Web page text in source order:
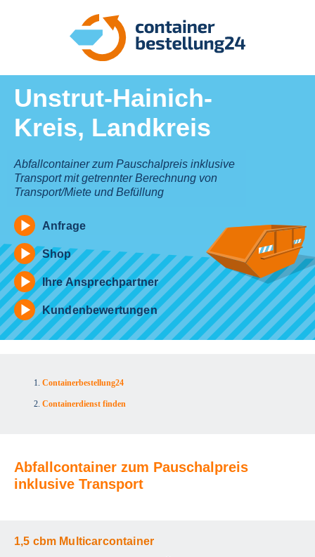
Unstrut-Hainich-
Kreis, Landkreis
Abfallcontainer zum Pauschalpreis inklusive
Transport mit getrennter Berechnung von
Transport/Miete und Befüllung
Anfrage
Shop
Ihre Ansprechpartner
Kundenbewertungen
Containerbestellung24
Containerdienst finden
Abfallcontainer zum Pauschalpreis
inklusive Transport
1,5 cbm Multicarcontainer